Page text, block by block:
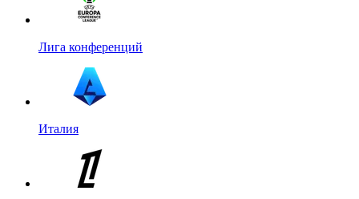
Лига конференций
Италия